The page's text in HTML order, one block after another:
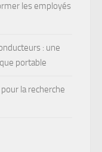
les employés
: une
portable
la recherche